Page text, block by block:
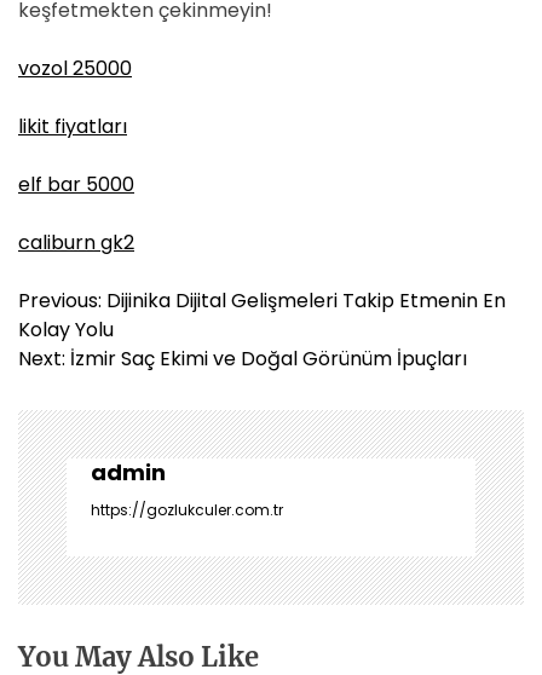
keşfetmekten çekinmeyin!
vozol 25000
likit fiyatları
elf bar 5000
caliburn gk2
Y
a
z
g
e
z
i
n
m
e
i
Previous: Dijinika Dijital Gelişmeleri Takip Etmenin En
Kolay Yolu
Next: İzmir Saç Ekimi ve Doğal Görünüm İpuçları
admin
https://gozlukculer.com.tr
You May Also Like